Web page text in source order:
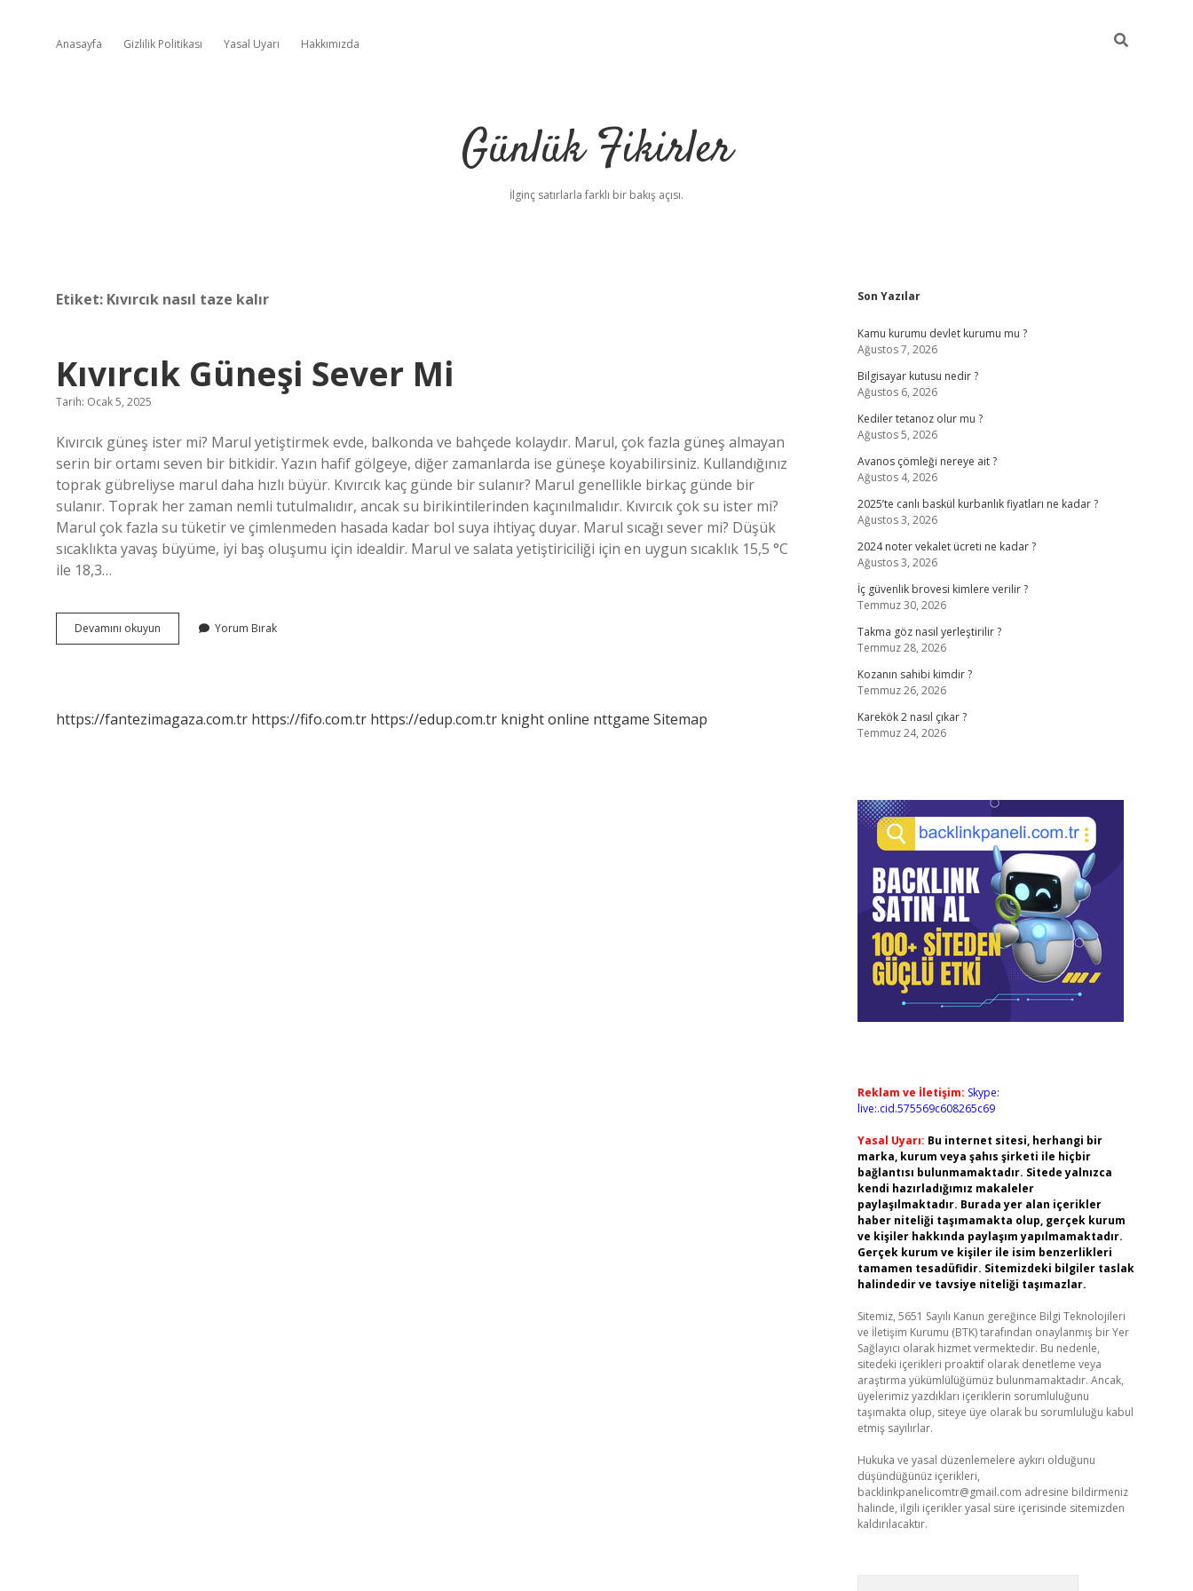
Anasayfa Gizlilik Politikası Yasal Uyarı Hakkımızda
Günlük Fikirler
İlginç satırlarla farklı bir bakış açısı.
Etiket: Kıvırcık nasıl taze kalır
Kıvırcık Güneşi Sever Mi
Tarih: Ocak 5, 2025
Kıvırcık güneş ister mi? Marul yetiştirmek evde, balkonda ve bahçede kolaydır. Marul, çok fazla güneş almayan
serin bir ortamı seven bir bitkidir. Yazın hafif gölgeye, diğer zamanlarda ise güneşe koyabilirsiniz. Kullandığınız
toprak gübreliyse marul daha hızlı büyür. Kıvırcık kaç günde bir sulanır? Marul genellikle birkaç günde bir
sulanır. Toprak her zaman nemli tutulmalıdır, ancak su birikintilerinden kaçınılmalıdır. Kıvırcık çok su ister mi?
Marul çok fazla su tüketir ve çimlenmeden hasada kadar bol suya ihtiyaç duyar. Marul sıcağı sever mi? Düşük
sıcaklıkta yavaş büyüme, iyi baş oluşumu için idealdir. Marul ve salata yetiştiriciliği için en uygun sıcaklık 15,5 °C
ile 18,3…
Devamını okuyun
Güneşi
Yorum Bırak
https://fantezimagaza.com.tr https://fifo.com.tr https://edup.com.tr knight online nttgame Sitemap
Sidebar
Son Yazılar
Kamu kurumu devlet kurumu mu ?
Ağustos 7, 2026
Bilgisayar kutusu nedir ?
Ağustos 6, 2026
Kediler tetanoz olur mu ?
Ağustos 5, 2026
Avanos çömleği nereye ait ?
Ağustos 4, 2026
2025’te canlı baskül kurbanlık fiyatları ne kadar ?
Ağustos 3, 2026
2024 noter vekalet ücreti ne kadar ?
Ağustos 3, 2026
İç güvenlik brovesi kimlere verilir ?
Temmuz 30, 2026
Takma göz nasıl yerleştirilir ?
Temmuz 28, 2026
Kozanın sahibi kimdir ?
Temmuz 26, 2026
Karekök 2 nasıl çıkar ?
Temmuz 24, 2026
Reklam ve İletişim: Skype:
live:.cid.575569c608265c69
Yasal Uyarı: Bu internet sitesi, herhangi bir
marka, kurum veya şahıs şirketi ile hiçbir
bağlantısı bulunmamaktadır. Sitede yalnızca
kendi hazırladığımız makaleler
paylaşılmaktadır. Burada yer alan içerikler
haber niteliği taşımamakta olup, gerçek kurum
ve kişiler hakkında paylaşım yapılmamaktadır.
Gerçek kurum ve kişiler ile isim benzerlikleri
tamamen tesadüfidir. Sitemizdeki bilgiler taslak
halindedir ve tavsiye niteliği taşımazlar.
Sitemiz, 5651 Sayılı Kanun gereğince Bilgi Teknolojileri
ve İletişim Kurumu (BTK) tarafından onaylanmış bir Yer
Sağlayıcı olarak hizmet vermektedir. Bu nedenle,
sitedeki içerikleri proaktif olarak denetleme veya
araştırma yükümlülüğümüz bulunmamaktadır. Ancak,
üyelerimiz yazdıkları içeriklerin sorumluluğunu
taşımakta olup, siteye üye olarak bu sorumluluğu kabul
etmiş sayılırlar.
Hukuka ve yasal düzenlemelere aykırı olduğunu
düşündüğünüz içerikleri,
backlinkpanelicomtr@gmail.com adresine bildirmeniz
halinde, ilgili içerikler yasal süre içerisinde sitemizden
kaldırılacaktır.